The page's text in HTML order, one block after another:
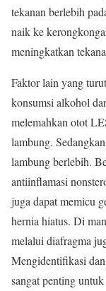
tekanan berlebih
naik ke
meningkatkan
Faktor lain yang
konsumsi alkohol
melemahkan otot
lambung.
lambung berlebih.
antiinflamasi
juga dapat memicu
hernia hiatus. Di
melalui diafragma
Mengidentifikasi
sangat penting